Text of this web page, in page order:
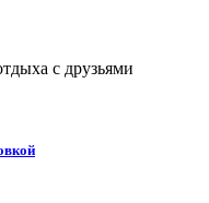
с друзьями